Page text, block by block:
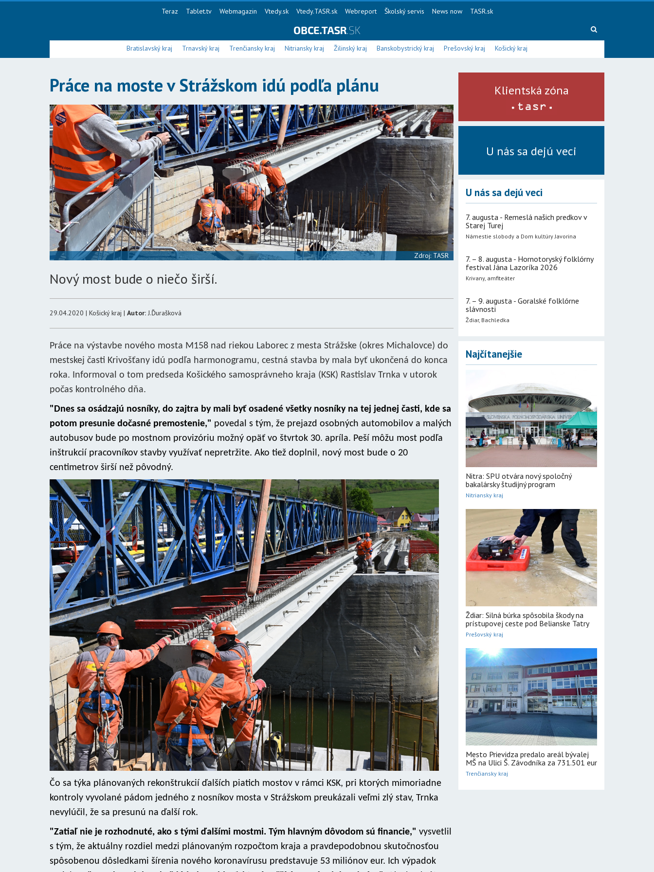
Teraz Tablet.tv Webmagazin Vtedy.sk Vtedy.TASR.sk Webreport Školský servis News now TASR.sk
Bratislavský kraj Trnavský kraj Trenčiansky kraj Nitriansky kraj Žilinský kraj Banskobystrický kraj Prešovský kraj Košický kraj
Práce na moste v Strážskom idú podľa plánu
Zdroj: TASR
Nový most bude o niečo širší.
29.04.2020 | Košický kraj | Autor: J.Ďurašková
Práce na výstavbe nového mosta M158 nad riekou Laborec z mesta Strážske (okres Michalovce) do
mestskej časti Krivošťany idú podľa harmonogramu, cestná stavba by mala byť ukončená do konca
roka. Informoval o tom predseda Košického samosprávneho kraja (KSK) Rastislav Trnka v utorok
počas kontrolného dňa.
"Dnes sa osádzajú nosníky, do zajtra by mali byť osadené všetky nosníky na tej jednej časti, kde sa
potom presunie dočasné premostenie," povedal s tým, že prejazd osobných automobilov a malých
autobusov bude po mostnom provizóriu možný opäť vo štvrtok 30. apríla. Peší môžu most podľa
inštrukcií pracovníkov stavby využívať nepretržite. Ako tiež doplnil, nový most bude o 20
centimetrov širší než pôvodný.
Čo sa týka plánovaných rekonštrukcií ďalších piatich mostov v rámci KSK, pri ktorých mimoriadne
kontroly vyvolané pádom jedného z nosníkov mosta v Strážskom preukázali veľmi zlý stav, Trnka
nevylúčil, že sa presunú na ďalší rok.
"Zatiaľ nie je rozhodnuté, ako s tými ďalšími mostmi. Tým hlavným dôvodom sú financie," vysvetlil
s tým, že aktuálny rozdiel medzi plánovaným rozpočtom kraja a pravdepodobnou skutočnosťou
spôsobenou dôsledkami šírenia nového koronavírusu predstavuje 53 miliónov eur. Ich výpadok
Klientská zóna
U nás sa dejú veci
U nás sa dejú veci
7. augusta - Remeslá našich predkov v
Starej Turej
Námestie slobody a Dom kultúry Javorina
7. – 8. augusta - Hornotoryský folklórny
festival Jána Lazoríka 2026
Krivany, amfiteáter
7. – 9. augusta - Goralské folklórne
slávnosti
Ždiar, Bachledka
Najčítanejšie
Nitra: SPU otvára nový spoločný
bakalársky študijný program
Nitriansky kraj
Ždiar: Silná búrka spôsobila škody na
prístupovej ceste pod Belianske Tatry
Prešovský kraj
Mesto Prievidza predalo areál bývalej
MŠ na Ulici Š. Závodníka za 731.501 eur
Trenčiansky kraj